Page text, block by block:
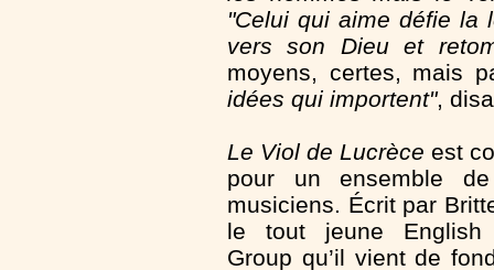
"Celui qui aime défie la
vers son Dieu et
moyens, certes, mais
idées qui importent",
Le Viol de Lucrèce est
pour un ensemble
musiciens. Écrit par
le tout jeune English
Group qu’il vient de